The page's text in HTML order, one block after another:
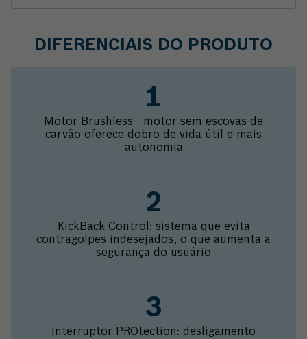
DIFERENCIAIS DO PRODUTO
Motor Brushless - motor sem escovas de
carvão oferece dobro de vida útil e mais
autonomia
KickBack Control: sistema que evita
contragolpes indesejados, o que aumenta a
segurança do usuário
Interruptor PROtection: desligamento